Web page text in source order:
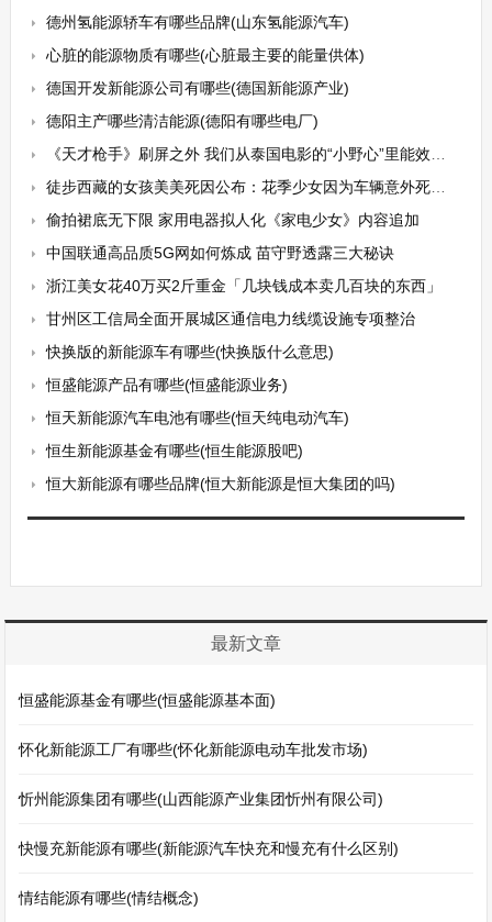
德州氢能源轿车有哪些品牌(山东氢能源汽车)
心脏的能源物质有哪些(心脏最主要的能量供体)
德国开发新能源公司有哪些(德国新能源产业)
德阳主产哪些清洁能源(德阳有哪些电厂)
《天才枪手》刷屏之外 我们从泰国电影的“小野心”里能效仿什么
徒步西藏的女孩美美死因公布：花季少女因为车辆意外死去太不值得
偷拍裙底无下限 家用电器拟人化《家电少女》内容追加
中国联通高品质5G网如何炼成 苗守野透露三大秘诀
浙江美女花40万买2斤重金「几块钱成本卖几百块的东西」
甘州区工信局全面开展城区通信电力线缆设施专项整治
快换版的新能源车有哪些(快换版什么意思)
恒盛能源产品有哪些(恒盛能源业务)
恒天新能源汽车电池有哪些(恒天纯电动汽车)
恒生新能源基金有哪些(恒生能源股吧)
恒大新能源有哪些品牌(恒大新能源是恒大集团的吗)
最新文章
恒盛能源基金有哪些(恒盛能源基本面)
怀化新能源工厂有哪些(怀化新能源电动车批发市场)
忻州能源集团有哪些(山西能源产业集团忻州有限公司)
快慢充新能源有哪些(新能源汽车快充和慢充有什么区别)
情结能源有哪些(情结概念)